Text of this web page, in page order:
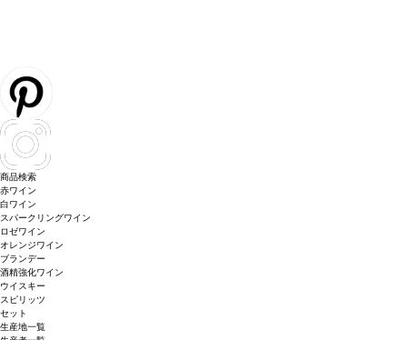
商品検索
赤ワイン
白ワイン
スパークリングワイン
ロゼワイン
オレンジワイン
ブランデー
酒精強化ワイン
ウイスキー
スピリッツ
セット
生産地一覧